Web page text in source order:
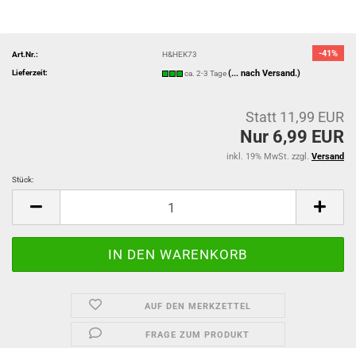
-41%
Art.Nr.: H&HEK73
Lieferzeit: ca. 2-3 Tage(... nach Versand.)
Statt 11,99 EUR
Nur 6,99 EUR
inkl. 19% MwSt. zzgl. Versand
Stück:
AUF DEN MERKZETTEL
FRAGE ZUM PRODUKT